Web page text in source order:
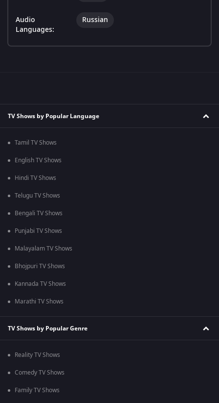
Audio
Languages:
Russian
TV Shows by Popular Language
Tamil TV Shows
English TV Shows
Hindi TV Shows
Telugu TV Shows
Bengali TV Shows
Punjabi TV Shows
Malayalam TV Shows
Bhojpuri TV Shows
Kannada TV Shows
Marathi TV Shows
TV Shows by Popular Genre
Reality TV Shows
Comedy TV Shows
Family TV Shows